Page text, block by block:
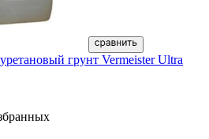
грунт Vermeister Ultra